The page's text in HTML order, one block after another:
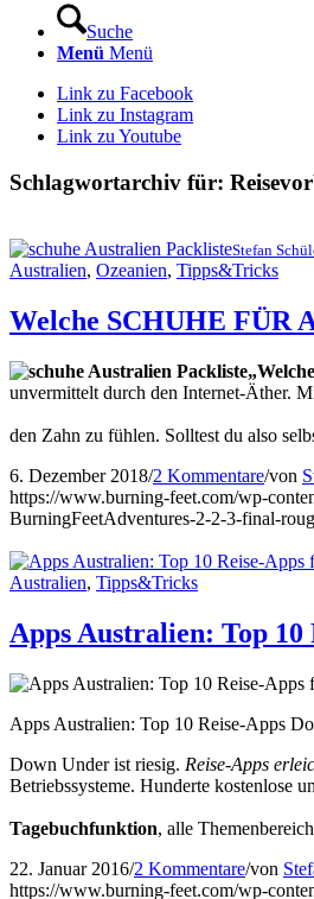
Suche
Menü Menü
Link zu Facebook
Link zu Instagram
Link zu Youtube
Schlagwortarchiv für:
Stefan
Australien, Ozeanien, Tipps&Tricks
Welche SCHUHE FÜR
unvermittelt durch den Internet-Äther.
den Zahn zu fühlen. Solltest du also
6. Dezember 2018/2 Kommentare/von
https://www.burning-feet.com/wp-
BurningFeetAdventures-2-2-3-final-
Australien, Tipps&Tricks
Apps Australien: Top 10
Apps Australien: Top 10 Reise-Apps
Down Under ist riesig. Reise-Apps
Betriebssysteme. Hunderte kostenlose
Tagebuchfunktion, alle
22. Januar 2016/2 Kommentare/von
https://www.burning-feet.com/wp-